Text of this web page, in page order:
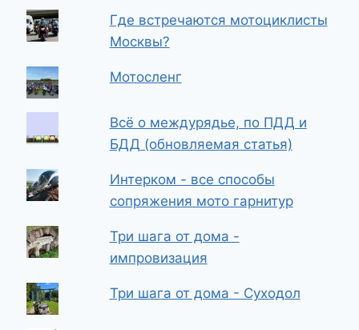
Где встречаются мотоциклисты
Москвы?
Мотосленг
Всё о междурядье, по ПДД и
БДД (обновляемая статья)
Интерком - все способы
сопряжения мото гарнитур
Три шага от дома -
импровизация
Три шага от дома - Суходол